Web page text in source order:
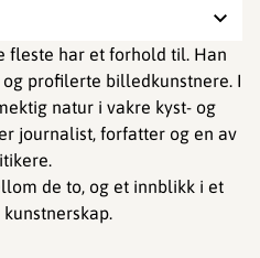
fleste har et forhold til. Han
profilerte billedkunstnere. I
natur i vakre kyst- og
journalist, forfatter og en av
de to, og et innblikk i et